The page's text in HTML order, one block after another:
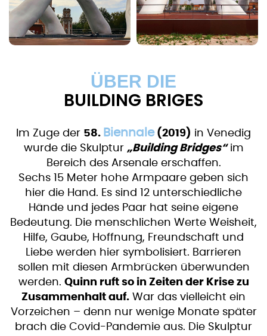
ÜBER DIE
BUILDING BRIGES
Im Zuge der 58. Biennale(2019) in Venedig
wurde die Skulptur „Building Bridges“im
Bereich des Arsenale erschaffen.
Sechs 15 Meter hohe Armpaare geben sich
hier die Hand. Es sind 12 unterschiedliche
Hände und jedes Paar hat seine eigene
Bedeutung. Die menschlichen Werte Weisheit,
Hilfe, Gaube, Hoffnung, Freundschaft und
Liebe werden hier symbolisiert. Barrieren
sollen mit diesen Armbrücken überwunden
werden. Quinn ruft so in Zeiten der Krise zu
Zusammenhalt auf. War das vielleicht ein
Vorzeichen – denn nur wenige Monate später
brach die Covid-Pandemie aus. Die Skulptur